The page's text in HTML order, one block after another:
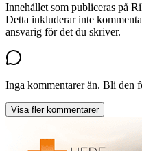
Innehållet som publiceras på
Detta inkluderar inte
ansvarig för det du skriver.
Inga kommentarer än. Bli den
Visa fler kommentarer